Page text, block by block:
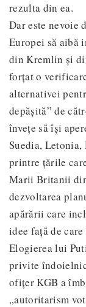
rezulta din ea.
Dar este nevoie
Europei să aibă
din Kremlin și
forțat o
alternativei
depășită” de
învețe să își
Suedia,
printre țările
Marii Britanii
dezvoltarea
apărării care
idee față de
Elogierea lui
privite
ofițer KGB a
„autoritarism